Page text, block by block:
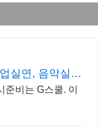
실연, 음악실기
비는 G스쿨. 이